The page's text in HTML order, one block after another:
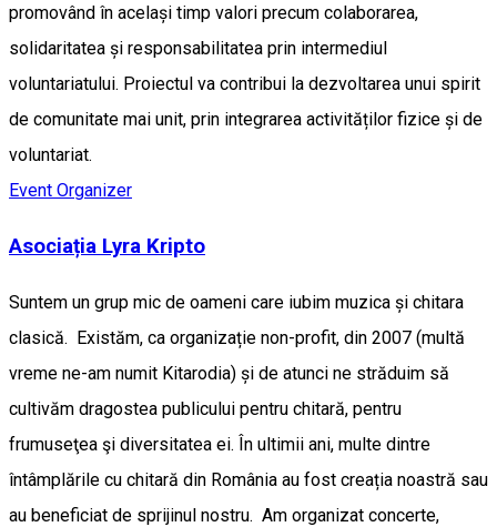
promovând în același timp valori precum colaborarea,
solidaritatea și responsabilitatea prin intermediul
voluntariatului. Proiectul va contribui la dezvoltarea unui spirit
de comunitate mai unit, prin integrarea activităților fizice și de
voluntariat.
Event Organizer
Asociația Lyra Kripto
Suntem un grup mic de oameni care iubim muzica și chitara
clasică. Existăm, ca organizație non-profit, din 2007 (multă
vreme ne-am numit Kitarodia) și de atunci ne străduim să
cultivăm dragostea publicului pentru chitară, pentru
frumuseţea şi diversitatea ei. În ultimii ani, multe dintre
întâmplările cu chitară din România au fost creația noastră sau
au beneficiat de sprijinul nostru. Am organizat concerte,